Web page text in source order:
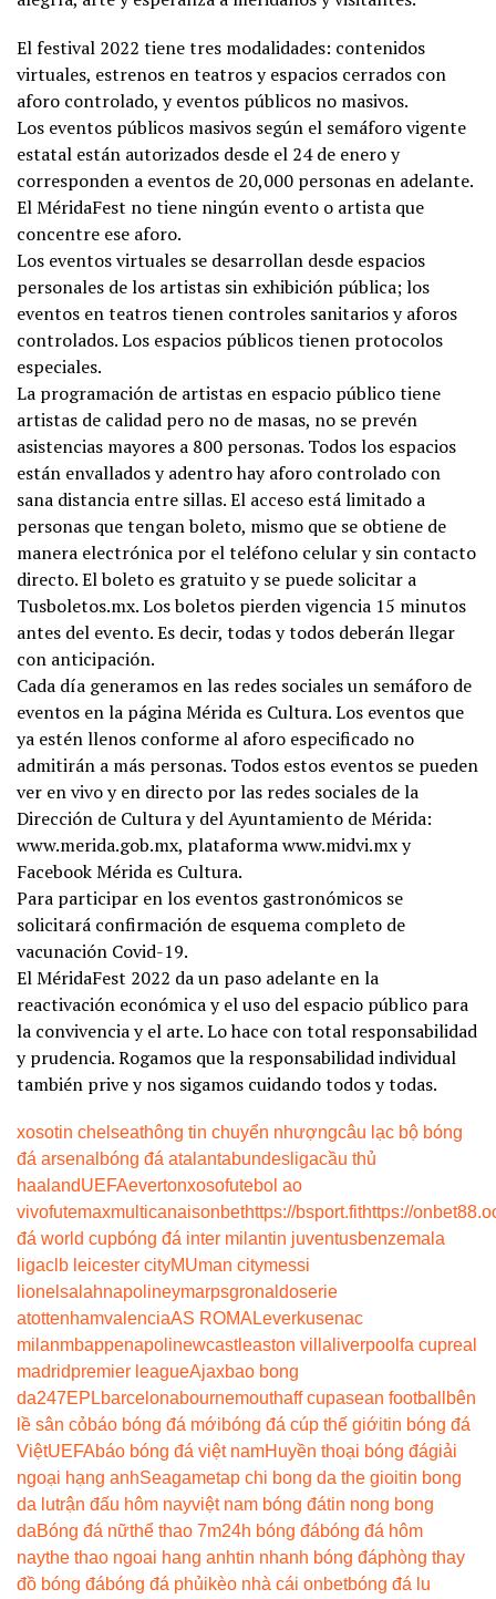
El festival 2022 tiene tres modalidades: contenidos
virtuales, estrenos en teatros y espacios cerrados con
aforo controlado, y eventos públicos no masivos.
Los eventos públicos masivos según el semáforo vigente
estatal están autorizados desde el 24 de enero y
corresponden a eventos de 20,000 personas en adelante.
El MéridaFest no tiene ningún evento o artista que
concentre ese aforo.
Los eventos virtuales se desarrollan desde espacios
personales de los artistas sin exhibición pública; los
eventos en teatros tienen controles sanitarios y aforos
controlados. Los espacios públicos tienen protocolos
especiales.
La programación de artistas en espacio público tiene
artistas de calidad pero no de masas, no se prevén
asistencias mayores a 800 personas. Todos los espacios
están envallados y adentro hay aforo controlado con
sana distancia entre sillas. El acceso está limitado a
personas que tengan boleto, mismo que se obtiene de
manera electrónica por el teléfono celular y sin contacto
directo. El boleto es gratuito y se puede solicitar a
Tusboletos.mx. Los boletos pierden vigencia 15 minutos
antes del evento. Es decir, todas y todos deberán llegar
con anticipación.
Cada día generamos en las redes sociales un semáforo de
eventos en la página Mérida es Cultura. Los eventos que
ya estén llenos conforme al aforo especificado no
admitirán a más personas. Todos estos eventos se pueden
ver en vivo y en directo por las redes sociales de la
Dirección de Cultura y del Ayuntamiento de Mérida:
www.merida.gob.mx, plataforma www.midvi.mx y
Facebook Mérida es Cultura.
Para participar en los eventos gastronómicos se
solicitará confirmación de esquema completo de
vacunación Covid-19.
El MéridaFest 2022 da un paso adelante en la
reactivación económica y el uso del espacio público para
la convivencia y el arte. Lo hace con total responsabilidad
y prudencia. Rogamos que la responsabilidad individual
también prive y nos sigamos cuidando todos y todas.
xosotin chelseathông tin chuyển nhượngcâu lạc bộ bóng
đá arsenal bóng đá atalantabundesligacầu thủ
haalandUEFAevertonxosofutebol ao
vivofutemaxmulticanaisonbethttps://bsport.fithttps://
đá world cupbóng đá inter milantin juventusbenzema la
ligaclb leicester cityMUman citymessi
lionel salahnapolineymarpsgronaldoserie
atottenhamvalenciaAS ROMA Leverkusenac
milanmbappenapolinewcastleaston villa liverpool fa cupreal
madridpremier leagueAjaxbao bong
da247EPLbarcelonabournemouthaff cupasean football
bên
lề sân cỏbáo bóng đá mớibóng đá cúp thế giớitin bóng đá
ViệtUEFAbáo bóng đá việt namHuyền thoại bóng đágiải
ngoại hạng anhSeagametap chi bong da the gioitin bong
da lutrận đấu hôm nayviệt nam bóng đátin nong bong
daBóng đá nữthể thao 7m24h bóng đábóng đá hôm
naythe thao ngoai hang anhtin nhanh bóng đáphòng thay
đồ bóng đábóng đá phủikèo nhà cái onbetbóng đá lu